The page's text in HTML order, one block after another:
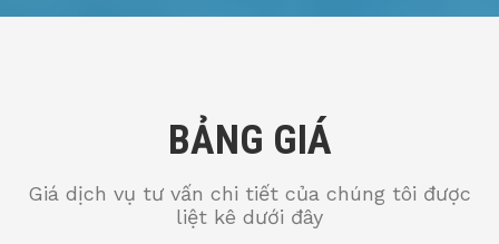
BẢNG GIÁ
Giá dịch vụ tư vấn chi tiết của chúng tôi được
liệt kê dưới đây